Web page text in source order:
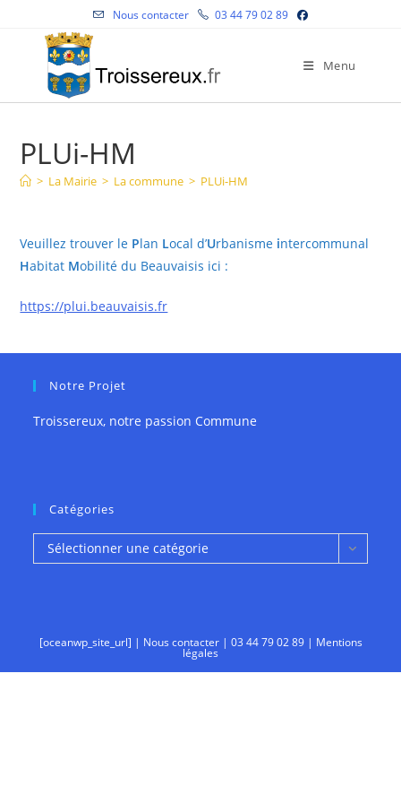
Nous contacter 03 44 79 02 89
Menu
PLUi-HM
> La Mairie > La commune > PLUi-HM
Veuillez trouver le Plan Local d’Urbanisme intercommunal
Habitat Mobilité du Beauvaisis ici :
https://plui.beauvaisis.fr
Notre Projet
Troissereux, notre passion Commune
Catégories
Catégories
Sélectionner une catégorie
[oceanwp_site_url] | Nous contacter| 03 44 79 02 89| Mentions
légales